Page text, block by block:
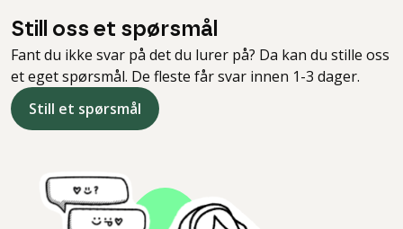
Still oss et spørsmål
Fant du ikke svar på det du lurer på? Da kan du stille oss
et eget spørsmål. De fleste får svar innen 1-3 dager.
Still et spørsmål